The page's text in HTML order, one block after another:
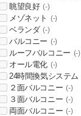
眺望良好 (-)
メゾネット (-)
ベランダ (-)
バルコニー (-)
ルーフバルコニー (-)
オール電化 (-)
24時間換気システム
２面バルコニー (-)
３面バルコニー (-)
両面バルコニー (-)